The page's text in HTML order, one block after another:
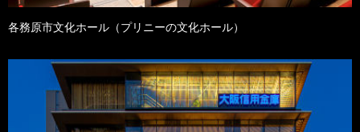
各務原市文化ホール（プリニーの文化ホール）